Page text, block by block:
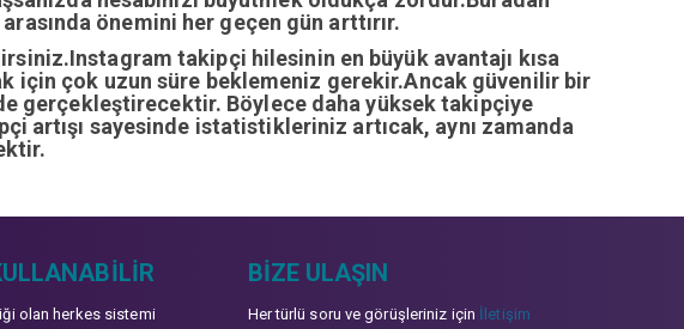
önemini her geçen gün arttırır.
takipçi hilesinin en büyük avantajı kısa
için çok uzun süre beklemeniz gerekir.Ancak güvenilir bir
gerçekleştirecektir. Böylece daha yüksek takipçiye
artışı sayesinde istatistikleriniz artıcak, aynı zamanda
olan herkes sistemi
BIZE ULAŞIN
Her türlü soru ve görüşleriniz için İletişim